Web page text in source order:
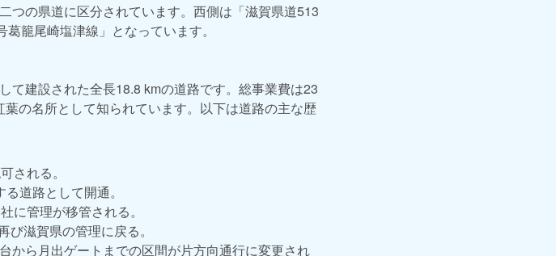
つの県道に区分されています。西側は「滋賀県道513
籠尾崎塩津線」となっています。
て建設された全長18.8 kmの道路です。総事業費は23
の名所として知られています。以下は道路の主な歴
される。
道路として開通。
に管理が移管される。
滋賀県の管理に戻る。
から月出ゲートまでの区間が片方向通行に変更され